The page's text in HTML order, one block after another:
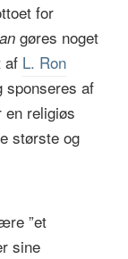
for
gøres noget
af L. Ron
sponseres af
en religiøs
største og
”et
sine